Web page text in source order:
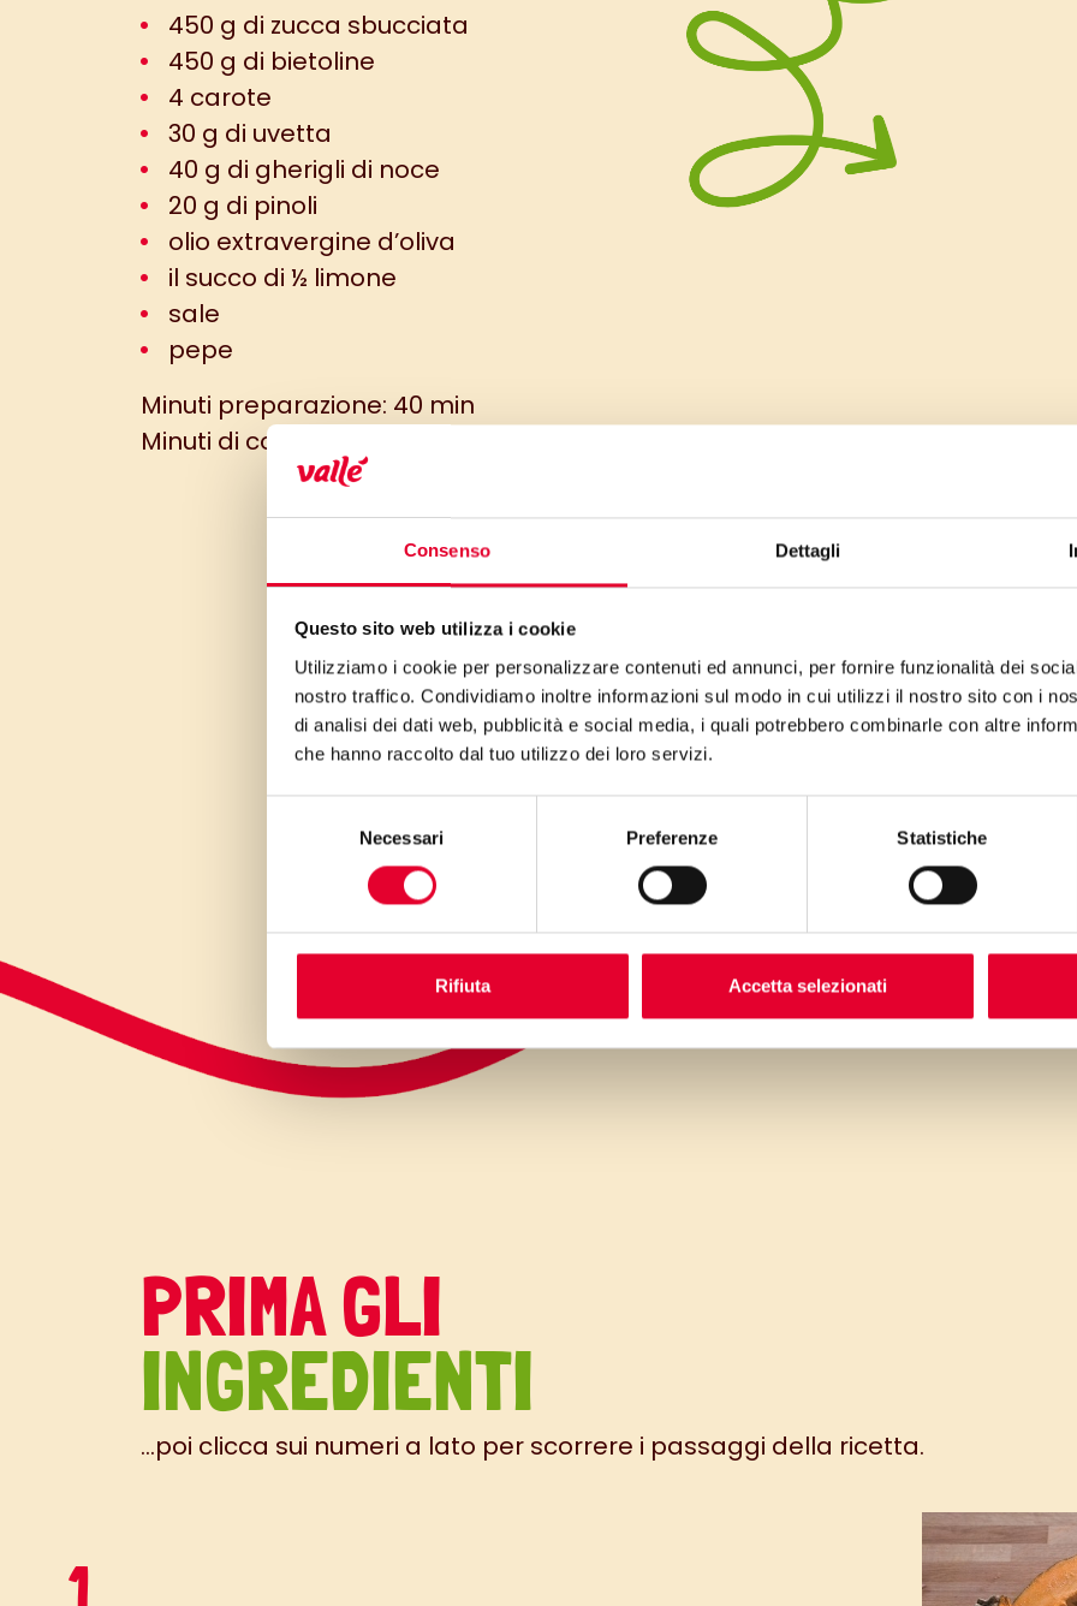
Consenso Dettagli
Questo sito web utilizza i cookie
Utilizziamo i cookie per personalizzare contenuti ed annunci, per fornire funzionalità dei
nostro traffico. Condividiamo inoltre informazioni sul modo in cui utilizzi il nostro sito con i
di analisi dei dati web, pubblicità e social media, i quali potrebbero combinarle con altre
che hanno raccolto dal tuo utilizzo dei loro servizi.
Necessari Preferenze Statistiche
Rifiuta Accetta selezionati
450 g di zucca sbucciata
450 g di bietoline
4 carote
30 g di uvetta
40 g di gherigli di noce
20 g di pinoli
olio extravergine d’oliva
il succo di ½ limone
sale
pepe
Minuti preparazione: 40 min
Minuti di cottura: 30 min
PRIMA GLI
INGREDIENTI
...poi clicca sui numeri a lato per scorrere i passaggi della ricetta.